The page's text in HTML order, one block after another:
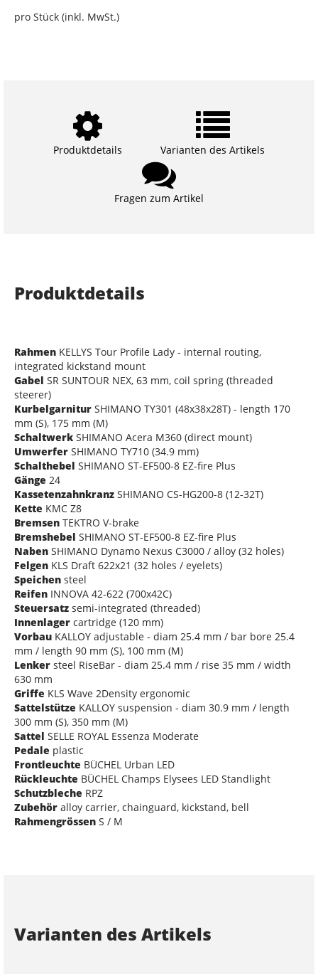
pro Stück (inkl. MwSt.)
Produktdetails Varianten des Artikels
Fragen zum Artikel
Produktdetails
Rahmen KELLYS Tour Profile Lady - internal routing,
integrated kickstand mount
Gabel SR SUNTOUR NEX, 63 mm, coil spring (threaded
steerer)
Kurbelgarnitur SHIMANO TY301 (48x38x28T) - length 170
mm (S), 175 mm (M)
Schaltwerk SHIMANO Acera M360 (direct mount)
Umwerfer SHIMANO TY710 (34.9 mm)
Schalthebel SHIMANO ST-EF500-8 EZ-fire Plus
Gänge 24
Kassetenzahnkranz SHIMANO CS-HG200-8 (12-32T)
Kette KMC Z8
Bremsen TEKTRO V-brake
Bremshebel SHIMANO ST-EF500-8 EZ-fire Plus
Naben SHIMANO Dynamo Nexus C3000 / alloy (32 holes)
Felgen KLS Draft 622x21 (32 holes / eyelets)
Speichen steel
Reifen INNOVA 42-622 (700x42C)
Steuersatz semi-integrated (threaded)
Innenlager cartridge (120 mm)
Vorbau KALLOY adjustable - diam 25.4 mm / bar bore 25.4
mm / length 90 mm (S), 100 mm (M)
Lenker steel RiseBar - diam 25.4 mm / rise 35 mm / width
630 mm
Griffe KLS Wave 2Density ergonomic
Sattelstütze KALLOY suspension - diam 30.9 mm / length
300 mm (S), 350 mm (M)
Sattel SELLE ROYAL Essenza Moderate
Pedale plastic
Frontleuchte BÜCHEL Urban LED
Rückleuchte BÜCHEL Champs Elysees LED Standlight
Schutzbleche RPZ
Zubehör alloy carrier, chainguard, kickstand, bell
Rahmengrössen S / M
Varianten des Artikels